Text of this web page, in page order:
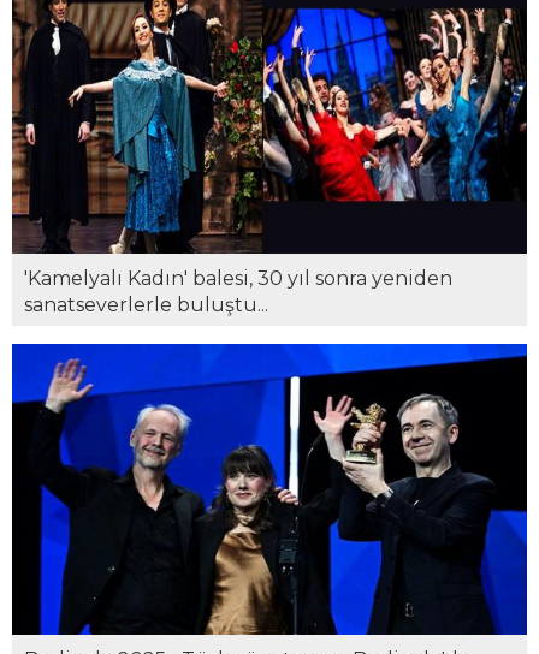
'Kamelyalı Kadın' balesi, 30 yıl sonra yeniden
sanatseverlerle buluştu...